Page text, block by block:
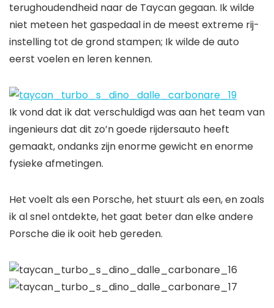
terughoudendheid naar de Taycan gegaan. Ik wilde
niet meteen het gaspedaal in de meest extreme rij-
instelling tot de grond stampen; Ik wilde de auto
eerst voelen en leren kennen.
Ik vond dat ik dat verschuldigd was aan het team van
ingenieurs dat dit zo’n goede rijdersauto heeft
gemaakt, ondanks zijn enorme gewicht en enorme
fysieke afmetingen.
Het voelt als een Porsche, het stuurt als een, en zoals
ik al snel ontdekte, het gaat beter dan elke andere
Porsche die ik ooit heb gereden.